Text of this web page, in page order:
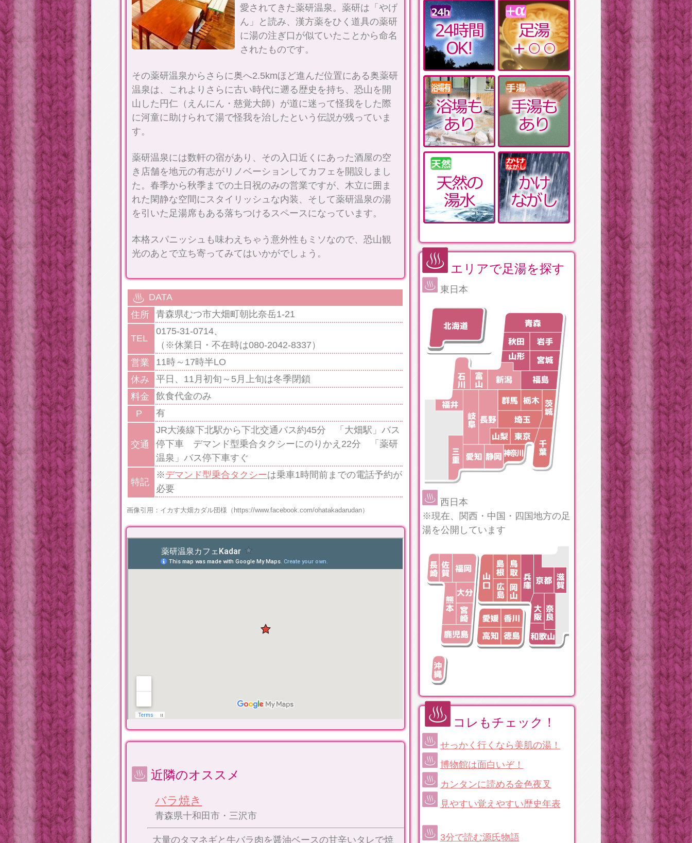
愛されてきた薬研温泉。薬研は「やげ
ん」と読み、漢方薬をひく道具の薬研
に湯の注ぎ口が似ていたことから命名
されたものです。
その薬研温泉からさらに奥へ2.5kmほど進んだ位置にある奥薬研
温泉は、これよりさらに古い時代に遡る歴史を持ち、恐山を開
山した円仁（えんにん・慈覚大師）が道に迷って怪我をした際
に河童に助けられて湯で怪我を治したという伝説が残っていま
す。
薬研温泉には数軒の宿があり、その入口近くにあった酒屋の空
き店舗を地元の有志がリノベーションしてカフェを開設しまし
た。春季から秋季までの土日祝のみの営業ですが、木立に囲ま
れた閑静な空間にスタイリッシュな内装、そして薬研温泉の湯
を引いた足湯席もある落ちつけるスペースになっています。
本格スパニッシュも味わえちゃう意外性もミソなので、恐山観
光のあとで立ち寄ってみてはいかがでしょう。
DATA
住所
青森県むつ市大畑町朝比奈岳1-21
TEL
0175-31-0714、
（※休業日・不在時は080-2042-8337）
営業
11時～17時半LO
休み
平日、11月初旬～5月上旬は冬季閉鎖
料金
飲食代金のみ
P
有
交通
JR大湊線下北駅から下北交通バス約45分 「大畑駅」バス
停下車 デマンド型乗合タクシーにのりかえ22分 「薬研
温泉」バス停下車すぐ
特記
※デマンド型乗合タクシーは乗車1時間前までの電話予約が
必要
画像引用：イカす大畑カダル団様（https://www.facebook.com/ohatakadarudan）
近隣のオススメ
バラ焼き
青森県十和田市・三沢市
大量のタマネギと牛バラ肉を醤油ベースの甘辛いタレで焼
エリアで足湯を探す
東日本
西日本
※現在、関西・中国・四国地方の足
湯を公開しています
コレもチェック！
せっかく行くなら美肌の湯！
博物館は面白いぞ！
カンタンに読める金色夜叉
見やすい覚えやすい歴史年表
3分で読む源氏物語